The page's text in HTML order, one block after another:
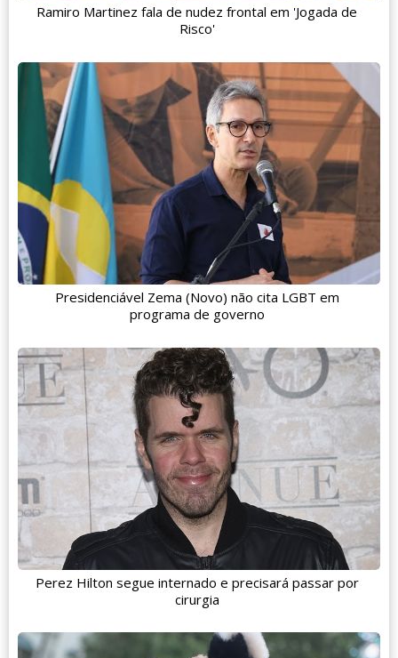
Ramiro Martinez fala de nudez frontal em 'Jogada de
Risco'
Presidenciável Zema (Novo) não cita LGBT em
programa de governo
Perez Hilton segue internado e precisará passar por
cirurgia